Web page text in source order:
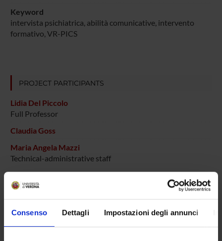
Consenso Dettagli Impostazioni degli annunci
Keyword
intervista psichiatrica, abilità comunicative, intervento
formativo, VR-PICS
PROJECT PARTICIPANTS
Lidia Del Piccolo
Full Professor
Claudia Goss
Maria Angela Mazzi
Technical-administrative staff
Monica Paccaloni